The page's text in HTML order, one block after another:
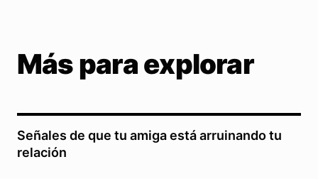
Más para explorar
Señales de que tu amiga está arruinando tu
relación